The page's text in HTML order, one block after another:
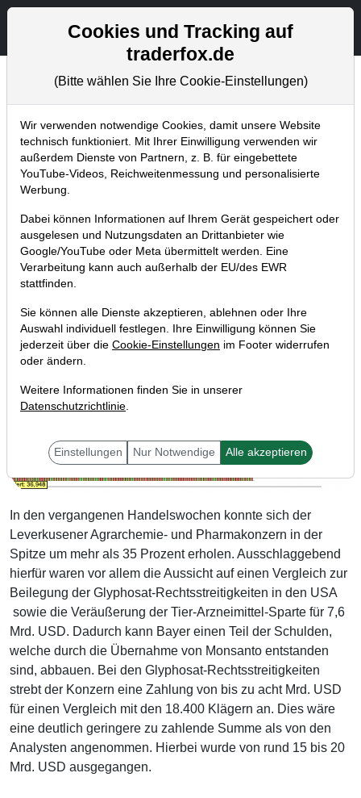
Aktien- und Artikelsuche
Chartanalysen
Home Blog Chartanalysen
Chartanalyse Bayer: darf bereist
von einem Turnaround gesprochen
werden?
24.08.2019 um 12:22 Uhr | P. Uhlschmied
In den vergangenen Handelswochen konnte sich der
Leverkusener Agrarchemie- und Pharmakonzern in der
Spitze um mehr als 35 Prozent erholen. Ausschlaggebend
hierfür waren vor allem die Aussicht auf einen Vergleich zur
Beilegung der Glyphosat-Rechtsstreitigkeiten in den USA
sowie die Veräußerung der Tier-Arzneimittel-Sparte für 7,6
Mrd. USD. Dadurch kann Bayer einen Teil der Schulden,
welche durch die Übernahme von Monsanto entstanden
sind, abbauen. Bei den Glyphosat-Rechtsstreitigkeiten
strebt der Konzern eine Zahlung von bis zu acht Mrd. USD
für einen Vergleich mit den 18.400 Klägern an. Dies wäre
eine deutlich geringere zu zahlende Summe als von den
Analysten angenommen. Hierbei wurde von rund 15 bis 20
Mrd. USD ausgegangen.
Cookies und Tracking auf
traderfox.de
(Bitte wählen Sie Ihre Cookie-Einstellungen)
Wir verwenden notwendige Cookies, damit unsere Website
technisch funktioniert. Mit Ihrer Einwilligung verwenden wir
außerdem Dienste von Partnern, z. B. für eingebettete
YouTube-Videos, Reichweitenmessung und personalisierte
Werbung.
Dabei können Informationen auf Ihrem Gerät gespeichert oder
ausgelesen und Nutzungsdaten an Drittanbieter wie
Google/YouTube oder Meta übermittelt werden. Eine
Verarbeitung kann auch außerhalb der EU/des EWR
stattfinden.
Sie können alle Dienste akzeptieren, ablehnen oder Ihre
Auswahl individuell festlegen. Ihre Einwilligung können Sie
jederzeit über die Cookie-Einstellungen im Footer widerrufen
oder ändern.
Weitere Informationen finden Sie in unserer
Datenschutzrichtlinie.
Einstellungen Nur Notwendige Alle akzeptieren